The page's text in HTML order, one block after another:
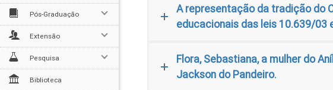
Pós-Graduação
Extensão
Pesquisa
Biblioteca
A representação da tradição do
educacionais das leis 10.639/03
Flora, Sebastiana, a mulher do
Jackson do Pandeiro.